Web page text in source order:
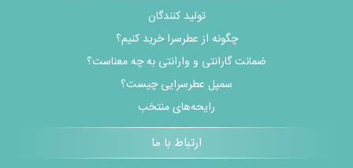
تولید کنندگان
چگونه از عطرسرا خرید کنیم؟
ضمانت گارانتی و وارانتی به چه معناست؟
سمپل عطرسرایی چیست؟
رایحه‌های منتخب
ارتباط با ما